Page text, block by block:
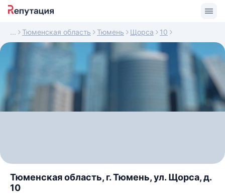
Тюменская область Тюмень Щорса 10
Тюменская область, г. Тюмень, ул. Щорса, д.
10